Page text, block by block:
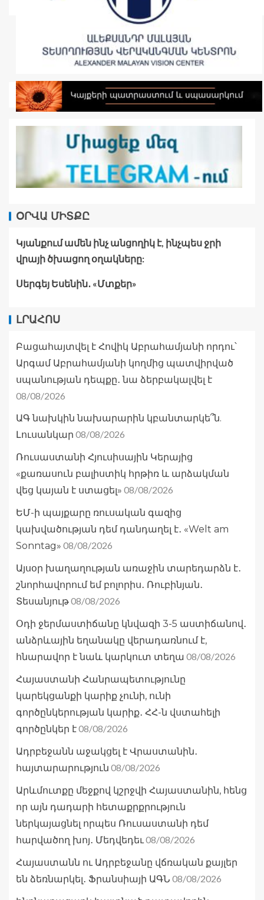
ՕՐՎԱ ՄԻՏՔԸ
Կյանքում ամեն ինչ անցողիկ է, ինչպես ջրի
վրայի ծխացող օղակները:
Սերգեյ Եսենին․ «Մտքեր»
ԼՐԱՀՈՍ
Բացահայտվել է Հովիկ Աբրահամյանի որդու՝
Արգամ Աբրահամյանի կողմից պատվիրված
սպանության դեպքը․ նա ձերբակալվել է
08/08/2026
ԱԳ նախկին նախարարին կբանտարկե՞ն.
Լուսանկար 08/08/2026
Ռուսաստանի Հյուսիսային Կերայից
«քառասուն բալիստիկ հրթիռ և արձակման
վեց կայան է ստացել» 08/08/2026
ԵՄ-ի պայքարը ռուսական գազից
կախվածության դեմ դանդաղել է․ «Welt am
Sonntag» 08/08/2026
Այսօր խաղաղության առաջին տարեդարձն է․
շնորհավորում եմ բոլորիս․ Ռուբինյան․
Տեսանյութ08/08/2026
Օդի ջերմաստիճանը կնվազի 3-5 աստիճանով․
անձրևային եղանակը վերադառնում է,
հնարավոր է նաև կարկուտ տեղա 08/08/2026
Հայաստանի Հանրապետությունը
կարեկցանքի կարիք չունի, ունի
գործընկերության կարիք․ ՀՀ-ն վստահելի
գործընկեր է08/08/2026
Ադրբեջանն աջակցել է Վրաստանին․
հայտարարություն 08/08/2026
Արևմուտքը մեջքով կշրջվի Հայաստանին, հենց
որ այն դադարի հետաքրքրություն
ներկայացնել որպես Ռուսաստանի դեմ
հարվածող խոյ․ Մեդվեդեւ08/08/2026
Հայաստանն ու Ադրբեջանը վճռական քայլեր
են ձեռնարկել․ Ֆրանսիայի ԱԳՆ 08/08/2026